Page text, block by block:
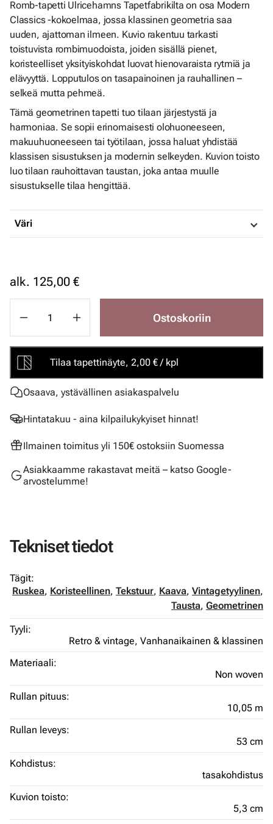
Romb-tapetti Ulricehamns Tapetfabrikilta on osa Modern
Classics -kokoelmaa, jossa klassinen geometria saa
uuden, ajattoman ilmeen. Kuvio rakentuu tarkasti
toistuvista rombimuodoista, joiden sisällä pienet,
koristeelliset yksityiskohdat luovat hienovaraista rytmiä ja
elävyyttä. Lopputulos on tasapainoinen ja rauhallinen –
selkeä mutta pehmeä.
Tämä geometrinen tapetti tuo tilaan järjestystä ja
harmoniaa. Se sopii erinomaisesti olohuoneeseen,
makuuhuoneeseen tai työtilaan, jossa haluat yhdistää
klassisen sisustuksen ja modernin selkeyden. Kuvion toisto
luo tilaan rauhoittavan taustan, joka antaa muulle
sisustukselle tilaa hengittää.
Väri
alk. 125,00 €
Ostoskoriin
Tilaa tapettinäyte, 2,00 € / kpl
Osaava, ystävällinen asiakaspalvelu
Hintatakuu - aina kilpailukykyiset hinnat!
Ilmainen toimitus yli 150€ ostoksiin Suomessa
Asiakkaamme rakastavat meitä – katso Google-
arvostelumme!
Tekniset tiedot
Tägit:
Ruskea, Koristeellinen, Tekstuur, Kaava, Vintagetyylinen,
Tausta, Geometrinen
Tyyli:
Retro & vintage, Vanhanaikainen & klassinen
Materiaali:
Non woven
Rullan pituus:
10,05 m
Rullan leveys:
53 cm
Kohdistus:
tasakohdistus
Kuvion toisto:
5,3 cm